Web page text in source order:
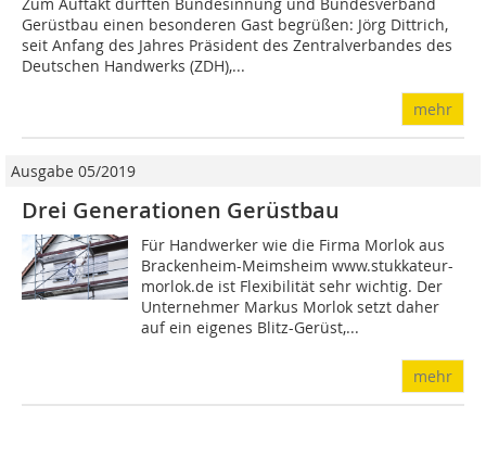
Gerüstbau einen besonderen Gast begrüßen: Jörg Dittrich,
seit Anfang des Jahres Präsident des Zentralverbandes des
Deutschen Handwerks (ZDH),...
mehr
Ausgabe 05/2019
Drei Generationen Gerüstbau
Für Handwerker wie die Firma Morlok aus
Brackenheim-Meimsheim www.stukkateur-
morlok.de ist Flexibilität sehr wichtig. Der
Unternehmer Markus Morlok setzt daher
auf ein eigenes Blitz-Gerüst,...
mehr